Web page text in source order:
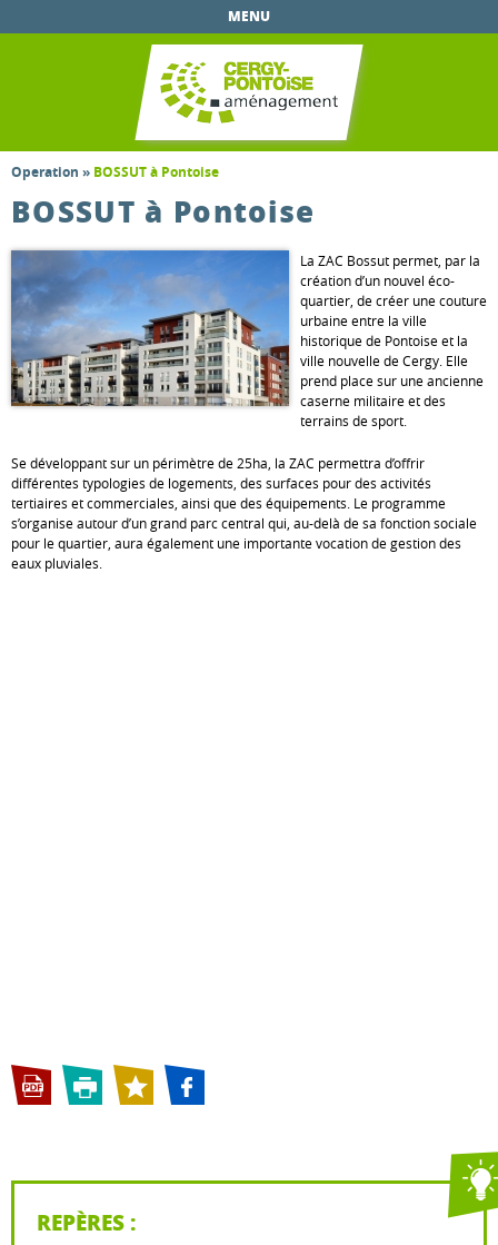
Aller au
contenu
MENU
Operation » BOSSUT à Pontoise
BOSSUT à Pontoise
La ZAC Bossut permet, par la
création d’un nouvel éco-
quartier, de créer une couture
urbaine entre la ville
historique de Pontoise et la
ville nouvelle de Cergy. Elle
prend place sur une ancienne
caserne militaire et des
terrains de sport.
Se développant sur un périmètre de 25ha, la ZAC permettra d’offrir
différentes typologies de logements, des surfaces pour des activités
tertiaires et commerciales, ainsi que des équipements. Le programme
s’organise autour d’un grand parc central qui, au-delà de sa fonction sociale
pour le quartier, aura également une importante vocation de gestion des
eaux pluviales.
REPÈRES :